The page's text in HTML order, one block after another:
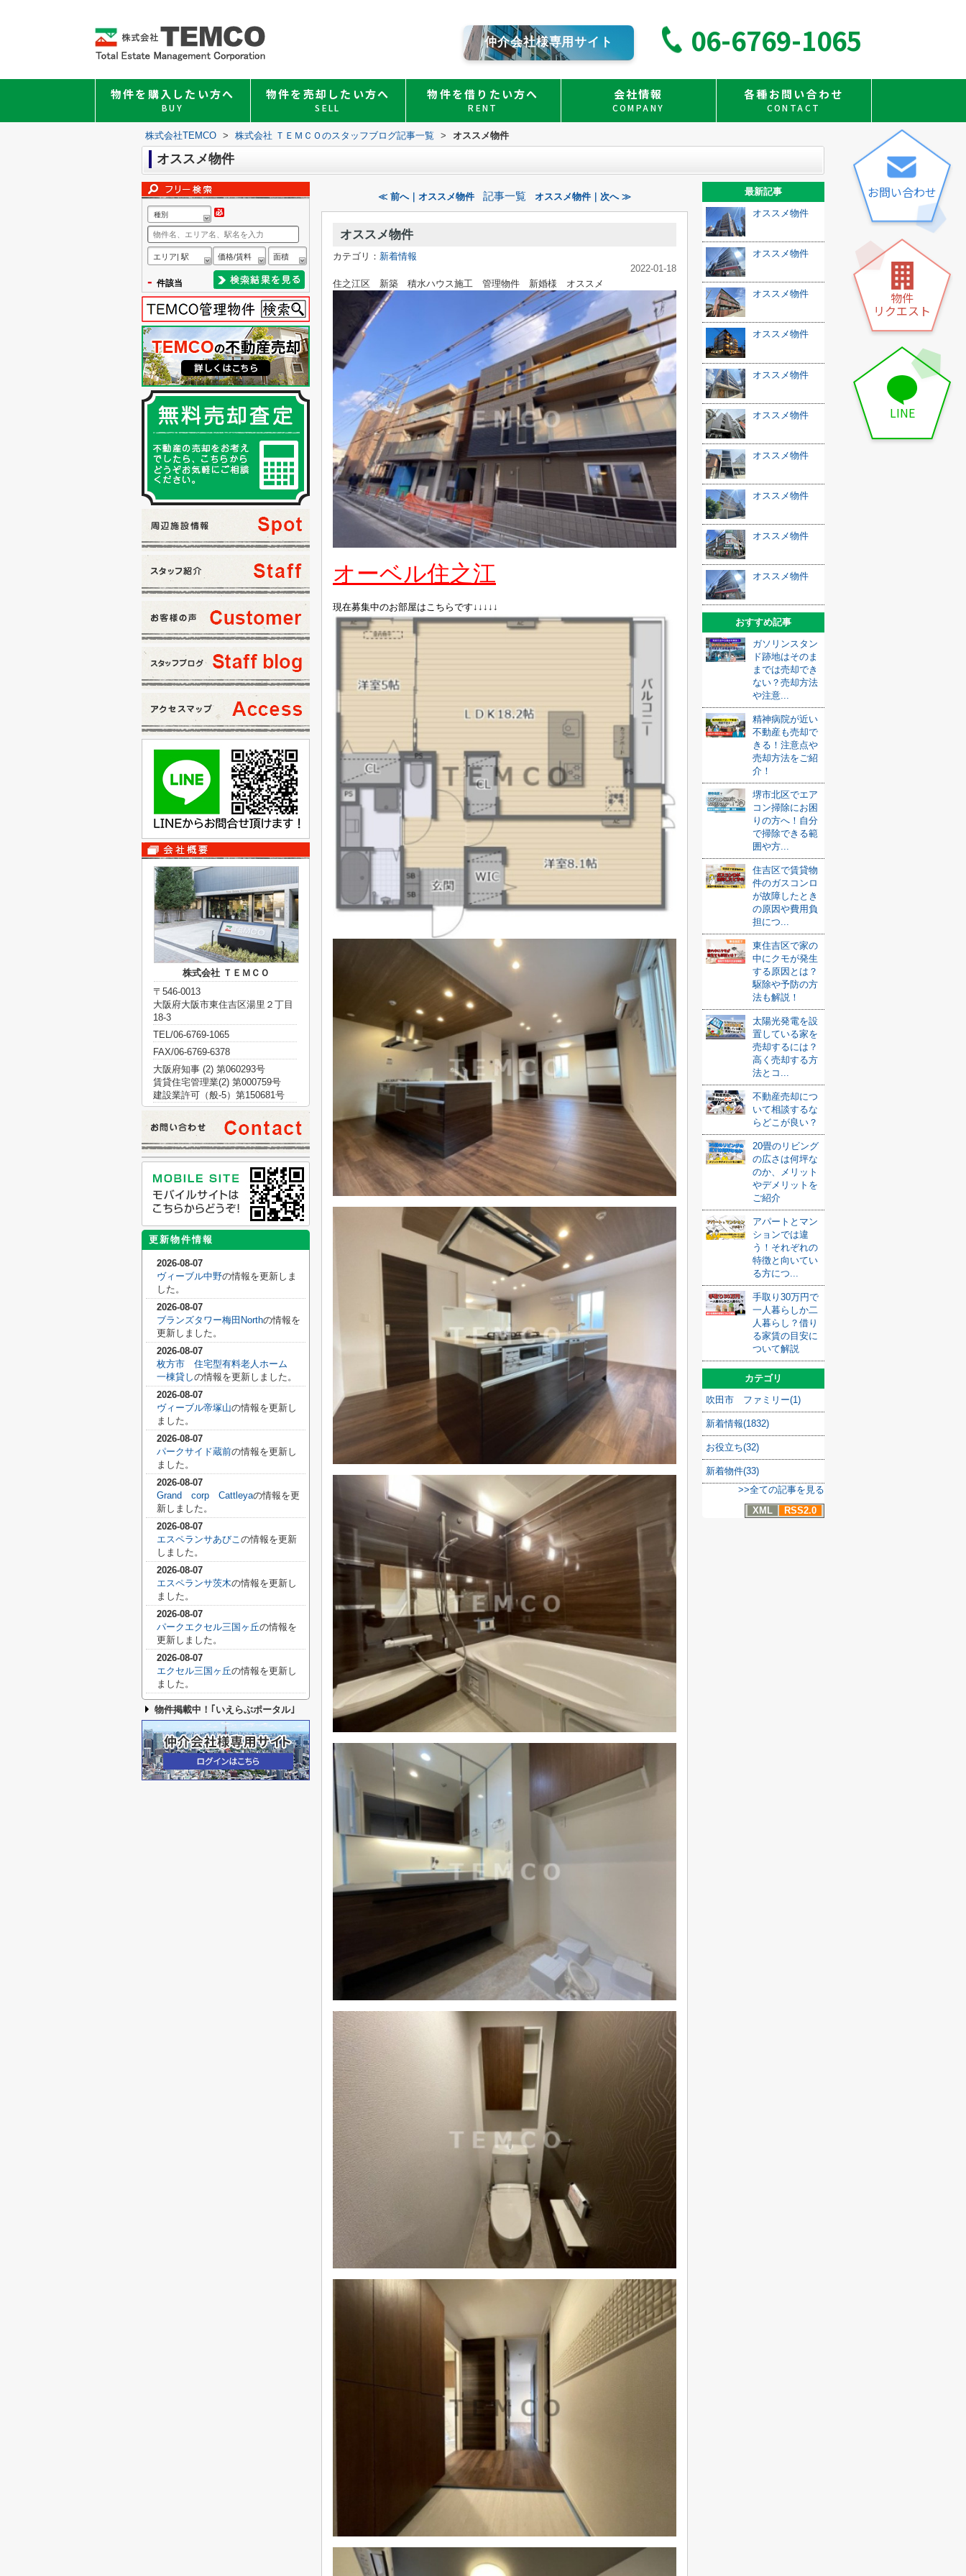
仲介会社様専用サイト 06-6769-1065
物件を購入したい方へ
BUY
物件を売却したい方へ
SELL
物件を借りたい方へ
RENT
会社情報
COMPANY
各種お問い合わせ
CONTACT
株式会社TEMCO > 株式会社 ＴＥＭＣＯのスタッフブログ記事一覧 > オススメ物件
オススメ物件
≪ 前へ｜オススメ物件 記事一覧 オススメ物件｜次へ ≫
オススメ物件
カテゴリ： 新着情報
2022-01-18
住之江区 新築 積水ハウス施工 管理物件 新婚様 オススメ
オーベル住之江
現在募集中のお部屋はこちらです↓↓↓↓↓
最新記事
オススメ物件
オススメ物件
オススメ物件
オススメ物件
オススメ物件
オススメ物件
オススメ物件
オススメ物件
オススメ物件
オススメ物件
おすすめ記事
ガソリンスタン
ド跡地はそのま
までは売却でき
ない？売却方法
や注意...
精神病院が近い
不動産も売却で
きる！注意点や
売却方法をご紹
介！
堺市北区でエア
コン掃除にお困
りの方へ！自分
で掃除できる範
囲や方...
住吉区で賃貸物
件のガスコンロ
が故障したとき
の原因や費用負
担につ...
東住吉区で家の
中にクモが発生
する原因とは？
駆除や予防の方
法も解説！
太陽光発電を設
置している家を
売却するには？
高く売却する方
法とコ...
不動産売却につ
いて相談するな
らどこが良い？
20畳のリビング
の広さは何坪な
のか、メリット
やデメリットを
ご紹介
アパートとマン
ションでは違
う！それぞれの
特徴と向いてい
る方につ...
手取り30万円で
一人暮らしか二
人暮らし？借り
る家賃の目安に
ついて解説
カテゴリ
吹田市 ファミリー(1)
新着情報(1832)
お役立ち(32)
新着物件(33)
>>全ての記事を見る
XML
RSS2.0
種別
エリア| 駅 価格/賃料 面積
- 件該当
株式会社 ＴＥＭＣＯ
〒546-0013
大阪府大阪市東住吉区湯里２丁目
18-3
TEL/06-6769-1065
FAX/06-6769-6378
大阪府知事 (2) 第060293号
賃貸住宅管理業(2) 第000759号
建設業許可（般-5）第150681号
更新物件情報
2026-08-07
ヴィーブル中野の情報を更新しま
した。
2026-08-07
ブランズタワー梅田Northの情報を
更新しました。
2026-08-07
枚方市 住宅型有料老人ホーム
一棟貸しの情報を更新しました。
2026-08-07
ヴィーブル帝塚山の情報を更新し
ました。
2026-08-07
パークサイド蔵前の情報を更新し
ました。
2026-08-07
Grand corp Cattleyaの情報を更
新しました。
2026-08-07
エスペランサあびこの情報を更新
しました。
2026-08-07
エスペランサ茨木の情報を更新し
ました。
2026-08-07
パークエクセル三国ヶ丘の情報を
更新しました。
2026-08-07
エクセル三国ヶ丘の情報を更新し
ました。
物件掲載中！｢いえらぶポータル｣
お問い合わせ
物件
リクエスト
LINE